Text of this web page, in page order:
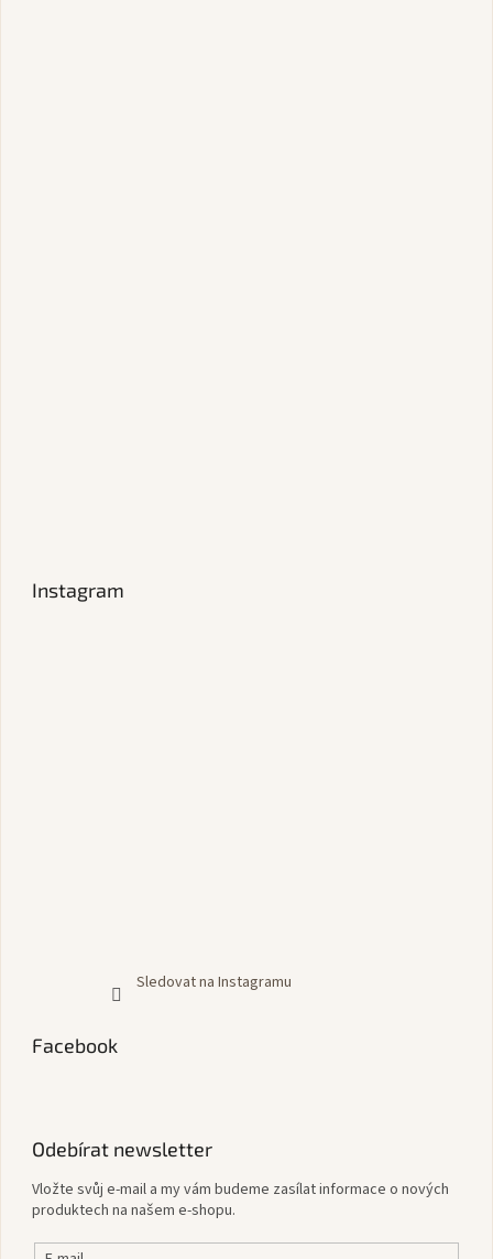
Instagram
Sledovat na Instagramu
Facebook
Odebírat newsletter
Vložte svůj e-mail a my vám budeme zasílat informace o nových
produktech na našem e-shopu.